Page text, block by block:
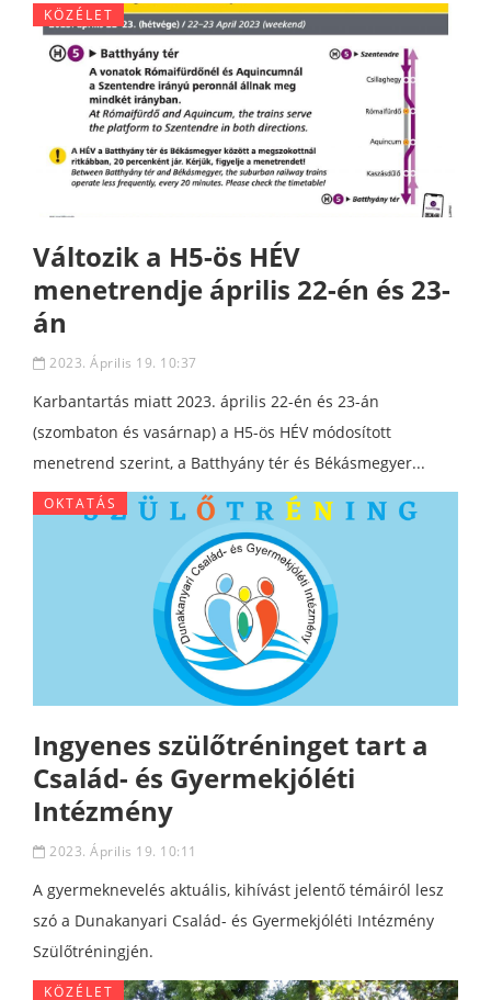
KÖZÉLET
Változik a H5-ös HÉV
menetrendje április 22-én és 23-
án
2023. Április 19. 10:37
Karbantartás miatt 2023. április 22-én és 23-án
(szombaton és vasárnap) a H5-ös HÉV módosított
menetrend szerint, a Batthyány tér és Békásmegyer...
OKTATÁS
Ingyenes szülőtréninget tart a
Család- és Gyermekjóléti
Intézmény
2023. Április 19. 10:11
A gyermeknevelés aktuális, kihívást jelentő témáiról lesz
szó a Dunakanyari Család- és Gyermekjóléti Intézmény
Szülőtréningjén.
KÖZÉLET